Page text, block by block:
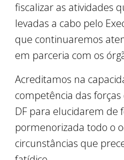
fiscalizar as atividades
levadas a cabo pelo
que continuaremos
em parceria com os
Acreditamos na
competência das
DF para elucidarem de
pormenorizada todo o
circunstâncias que